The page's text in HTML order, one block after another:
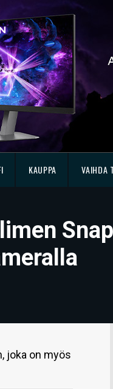
KAUPPA VAIHDA
joka on myös